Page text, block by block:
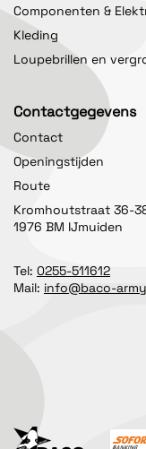
Componenten &
Kleding
Loupebrillen en
Contactgegevens
Contact
Openingstijden
Route
Kromhoutstraat 36-
1976 BM IJmuiden
Tel: 0255-511612
Mail: info@baco-